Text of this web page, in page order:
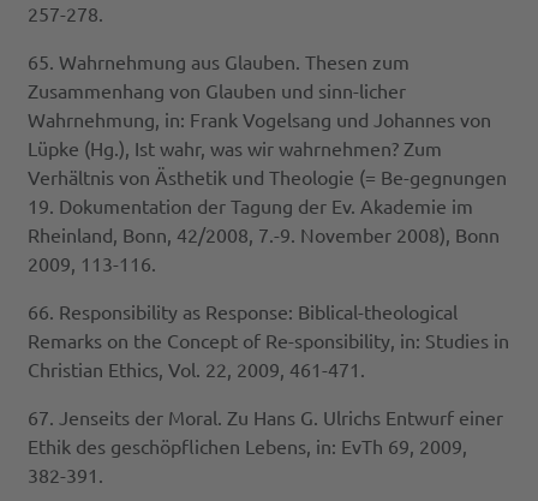
257-278.
65. Wahrnehmung aus Glauben. Thesen zum
Zusammenhang von Glauben und sinn-licher
Wahrnehmung, in: Frank Vogelsang und Johannes von
Lüpke (Hg.), Ist wahr, was wir wahrnehmen? Zum
Verhältnis von Ästhetik und Theologie (= Be-gegnungen
19. Dokumentation der Tagung der Ev. Akademie im
Rheinland, Bonn, 42/2008, 7.-9. November 2008), Bonn
2009, 113-116.
66. Responsibility as Response: Biblical-theological
Remarks on the Concept of Re-sponsibility, in: Studies in
Christian Ethics, Vol. 22, 2009, 461-471.
67. Jenseits der Moral. Zu Hans G. Ulrichs Entwurf einer
Ethik des geschöpflichen Lebens, in: EvTh 69, 2009,
382-391.